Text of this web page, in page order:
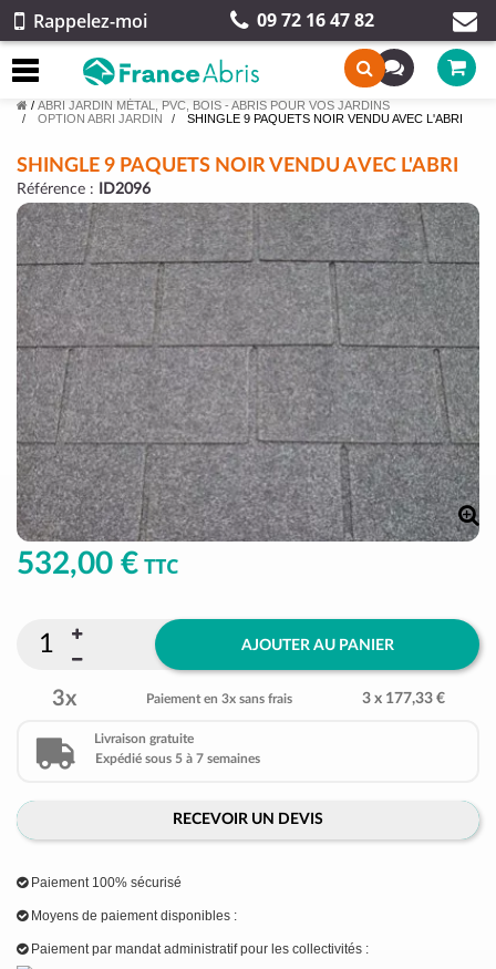
Rappelez-moi 09 72 16 47 82
/ ABRI JARDIN MÉTAL, PVC, BOIS - ABRIS POUR VOS JARDINS
OPTION ABRI JARDIN
SHINGLE 9 PAQUETS NOIR VENDU AVEC L'ABRI
SHINGLE 9 PAQUETS NOIR VENDU AVEC L'ABRI
Référence : ID2096
532,00 € TTC
AJOUTER AU PANIER
3x Paiement en 3x sans frais 3 x 177,33 €
Livraison gratuite
Expédié sous 5 à 7 semaines
RECEVOIR UN DEVIS
Paiement 100% sécurisé
Moyens de paiement disponibles :
Paiement par mandat administratif pour les collectivités :